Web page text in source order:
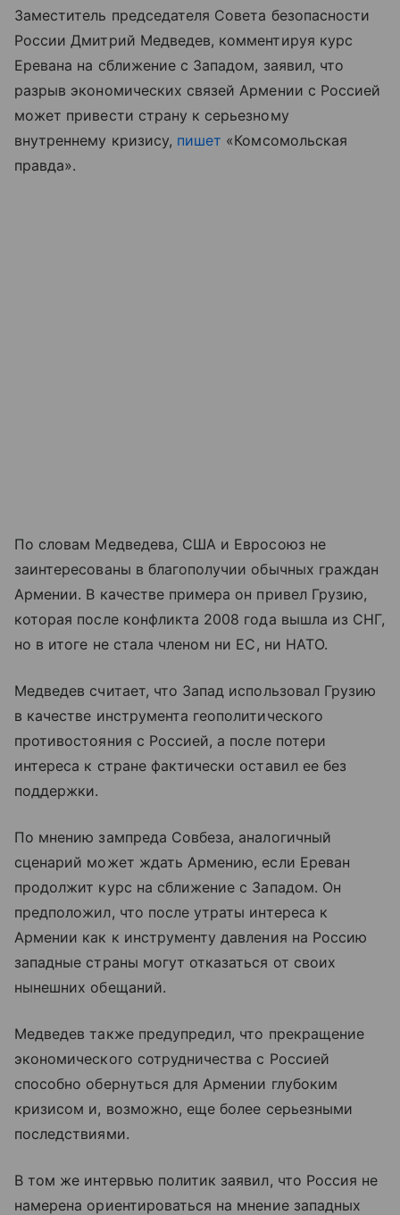
Заместитель председателя Совета безопасности
России Дмитрий Медведев, комментируя курс
Еревана на сближение с Западом, заявил, что
разрыв экономических связей Армении с Россией
может привести страну к серьезному
внутреннему кризису, пишет «Комсомольская
правда».
По словам Медведева, США и Евросоюз не
заинтересованы в благополучии обычных граждан
Армении. В качестве примера он привел Грузию,
которая после конфликта 2008 года вышла из СНГ,
но в итоге не стала членом ни ЕС, ни НАТО.
Медведев считает, что Запад использовал Грузию
в качестве инструмента геополитического
противостояния с Россией, а после потери
интереса к стране фактически оставил ее без
поддержки.
По мнению зампреда Совбеза, аналогичный
сценарий может ждать Армению, если Ереван
продолжит курс на сближение с Западом. Он
предположил, что после утраты интереса к
Армении как к инструменту давления на Россию
западные страны могут отказаться от своих
нынешних обещаний.
Медведев также предупредил, что прекращение
экономического сотрудничества с Россией
способно обернуться для Армении глубоким
кризисом и, возможно, еще более серьезными
последствиями.
В том же интервью политик заявил, что Россия не
намерена ориентироваться на мнение западных